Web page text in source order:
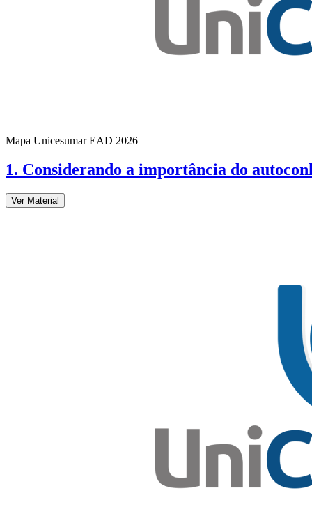
Mapa Unicesumar EAD 2026
1. Considerando a importância do
Ver Material